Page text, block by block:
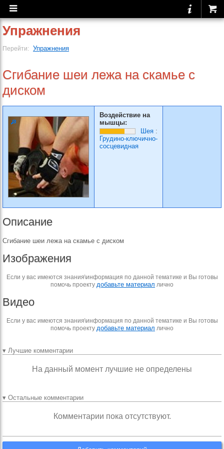
Упражнения
Перейти: Упражнения
Сгибание шеи лежа на скамье с
диском
Воздействие на
мышцы:
Шея :
Грудино-ключично-
сосцевидная
Описание
Сгибание шеи лежа на скамье с диском
Изображения
Если у вас имеются знания\информация по данной тематике и Вы готовы
помочь проекту добавьте материал лично
Видео
Если у вас имеются знания\информация по данной тематике и Вы готовы
помочь проекту добавьте материал лично
▾ Лучшие комментарии
На данный момент лучшие не определены
▾ Остальные комментарии
Комментарии пока отсутствуют.